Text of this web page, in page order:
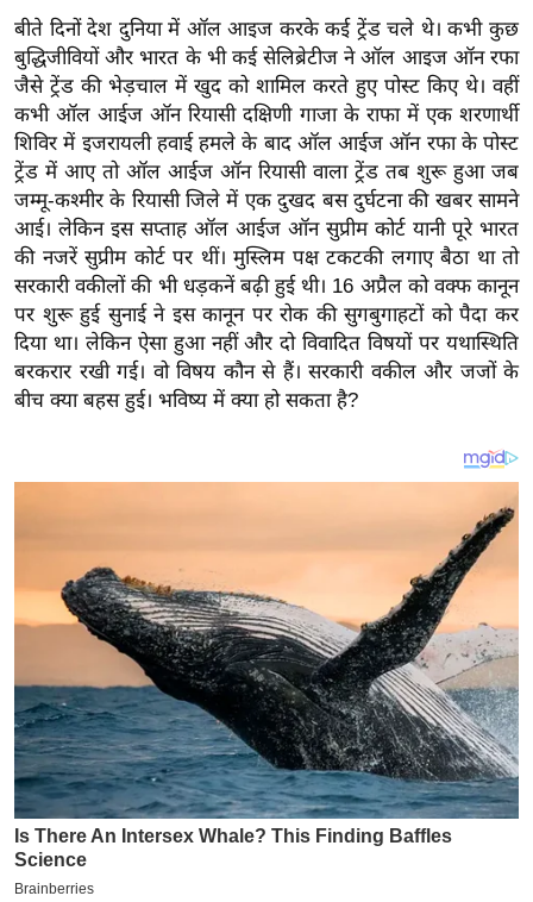
त
वि
शे
ष
ज्ञ
रा
य
ब
ज
ट
खे
ल
क्रि
2
0
6
क्रा
इ
म
ई
-
पे
बीते दिनों देश दुनिया में ऑल आइज करके कई ट्रेंड चले थे। कभी कुछ
बुद्धिजीवियों और भारत के भी कई सेलिब्रेटीज ने ऑल आइज ऑन रफा
जैसे ट्रेंड की भेड़चाल में खुद को शामिल करते हुए पोस्ट किए थे। वहीं
कभी ऑल आईज ऑन रियासी दक्षिणी गाजा के राफा में एक शरणार्थी
शिविर में इजरायली हवाई हमले के बाद ऑल आईज ऑन रफा के पोस्ट
ट्रेंड में आए तो ऑल आईज ऑन रियासी वाला ट्रेंड तब शुरू हुआ जब
जम्मू-कश्मीर के रियासी जिले में एक दुखद बस दुर्घटना की खबर सामने
आई। लेकिन इस सप्ताह ऑल आईज ऑन सुप्रीम कोर्ट यानी पूरे भारत
की नजरें सुप्रीम कोर्ट पर थीं। मुस्लिम पक्ष टकटकी लगाए बैठा था तो
सरकारी वकीलों की भी धड़कनें बढ़ी हुई थी। 16 अप्रैल को वक्फ कानून
पर शुरू हुई सुनाई ने इस कानून पर रोक की सुगबुगाहटों को पैदा कर
दिया था। लेकिन ऐसा हुआ नहीं और दो विवादित विषयों पर यथास्थिति
बरकरार रखी गई। वो विषय कौन से हैं। सरकारी वकील और जजों के
बीच क्या बहस हुई। भविष्य में क्या हो सकता है?